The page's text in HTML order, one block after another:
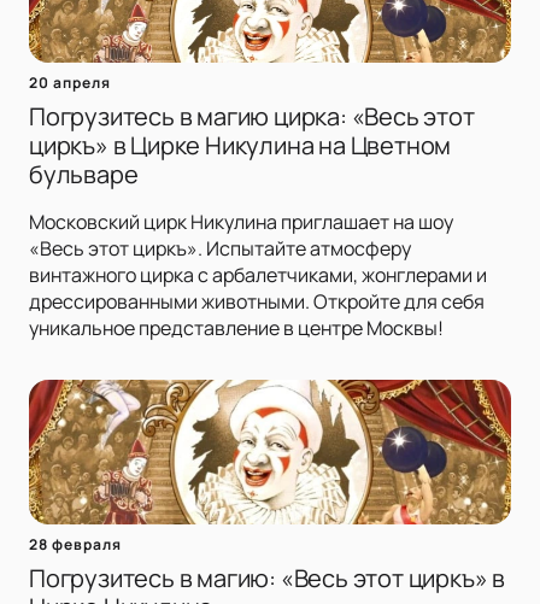
20 апреля
Погрузитесь в магию цирка: «Весь этот
циркъ» в Цирке Никулина на Цветном
бульваре
Московский цирк Никулина приглашает на шоу
«Весь этот циркъ». Испытайте атмосферу
винтажного цирка с арбалетчиками, жонглерами и
дрессированными животными. Откройте для себя
уникальное представление в центре Москвы!
28 февраля
Погрузитесь в магию: «Весь этот циркъ» в